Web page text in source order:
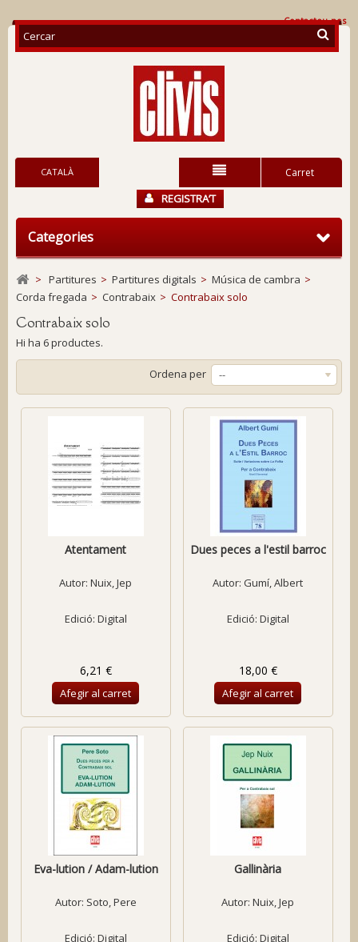
Contacteu-nos
Carret
CATALÀ
REGISTRA’T
Categories
> Partitures > Partitures digitals > Música de cambra >
Corda fregada > Contrabaix > Contrabaix solo
Contrabaix solo
Hi ha 6 productes.
Ordena per --
Atentament
Autor:Nuix, Jep
Edició: Digital
6,21 €
Afegir al carret
Dues peces a l'estil barroc
Autor: Gumí, Albert
Edició: Digital
18,00 €
Afegir al carret
Eva-lution / Adam-lution
Autor: Soto, Pere
Edició: Digital
Gallinària
Autor:Nuix, Jep
Edició: Digital